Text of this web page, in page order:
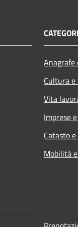
Cultura
Vita
Imprese
Catasto
Mobilità